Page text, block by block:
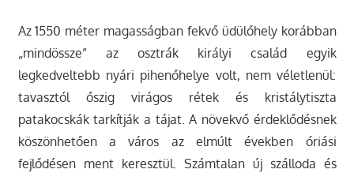
Az 1550 méter magasságban fekvő üdülőhely korábban
„mindössze” az osztrák királyi család egyik
legkedveltebb nyári pihenőhelye volt, nem véletlenül:
tavasztól őszig virágos rétek és kristálytiszta
patakocskák tarkítják a tájat. A növekvő érdeklődésnek
köszönhetően a város az elmúlt években óriási
fejlődésen ment keresztül. Számtalan új szálloda és